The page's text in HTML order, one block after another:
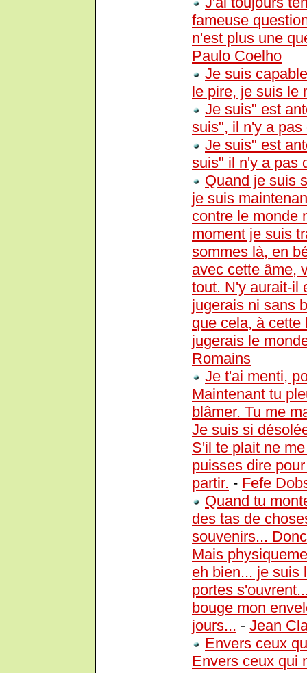
fameuse
n'est plus une
Paulo Coelho
Je suis
le pire, je suis le
Je suis" est
suis", il n'y a
Je suis" est
suis" il n'y a pas
Quand je suis
je suis
contre le monde
moment je suis
sommes là, en
avec cette âme,
tout. N'y aurait-il
jugerais ni sans
que cela, à cette
jugerais le
Romains
Je t'ai menti,
Maintenant tu
blâmer. Tu me
Je suis si
S'il te plait ne
puisses dire
partir. - Fefe
Quand tu
des tas de
souvenirs...
Mais
eh bien... je suis
portes
bouge mon
jours... - Jean
Envers ceux
Envers ceux qui